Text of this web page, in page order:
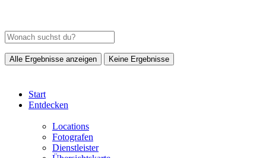
Alle Ergebnisse anzeigen Keine Ergebnisse
Start
Entdecken
Locations
Fotografen
Dienstleister